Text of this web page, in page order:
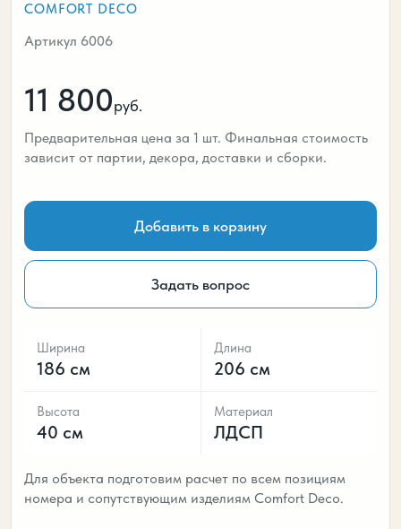
COMFORT DECO
Артикул 6006
11 800руб.
Предварительная цена за 1 шт. Финальная стоимость
зависит от партии, декора, доставки и сборки.
Добавить в корзину
Задать вопрос
Ширина
186 см
Длина
206 см
Высота
40 см
Материал
ЛДСП
Для объекта подготовим расчет по всем позициям
номера и сопутствующим изделиям Comfort Deco.